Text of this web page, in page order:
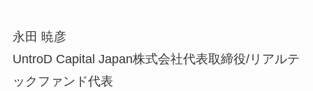
永田 暁彦
UntroD Capital Japan株式会社代表取締役/リアルテ
ックファンド代表